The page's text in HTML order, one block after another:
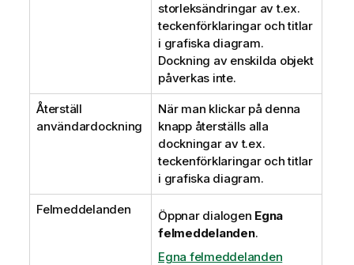
storleksändringar av t.ex.
teckenförklaringar och titlar
i grafiska diagram.
Dockning av enskilda objekt
påverkas inte.
Återställ
användardockning
När man klickar på denna
knapp återställs alla
dockningar av t.ex.
teckenförklaringar och titlar
i grafiska diagram.
Felmeddelanden Öppnar dialogen Egna
felmeddelanden.
Egna felmeddelanden